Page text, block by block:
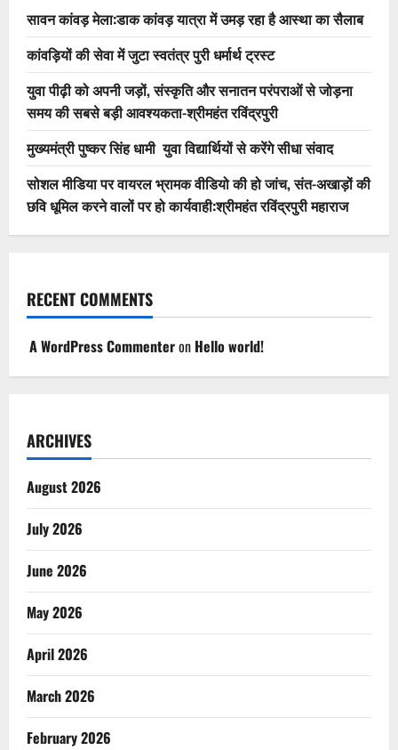
सावन कांवड़ मेला:डाक कांवड़ यात्रा में उमड़ रहा है आस्था का सैलाब
कांवड़ियों की सेवा में जुटा स्वतंत्र पुरी धर्मार्थ ट्रस्ट
युवा पीढ़ी को अपनी जड़ों, संस्कृति और सनातन परंपराओं से जोड़ना
समय की सबसे बड़ी आवश्यकता-श्रीमहंत रविंद्रपुरी
मुख्यमंत्री पुष्कर सिंह धामी युवा विद्यार्थियों से करेंगे सीधा संवाद
सोशल मीडिया पर वायरल भ्रामक वीडियो की हो जांच, संत-अखाड़ों की
छवि धूमिल करने वालों पर हो कार्यवाही:श्रीमहंत रविंद्रपुरी महाराज
RECENT COMMENTS
A WordPress Commenteron Hello world!
ARCHIVES
August 2026
July 2026
June 2026
May 2026
April 2026
March 2026
February 2026